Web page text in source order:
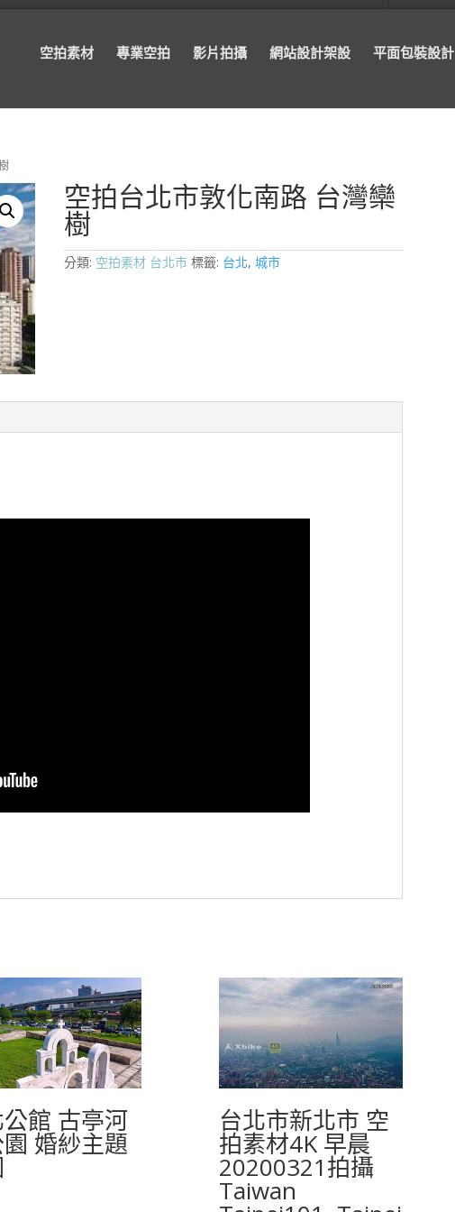
空拍素材 專業空拍 影片拍攝 網站設計架設 平面包裝設計
空拍台北市敦化南路 台灣欒
樹
分類: 空拍素材 台北市 標籤: 台北, 城市
館 古亭河
婚紗主題
台北市新北市 空
拍素材4K 早晨
20200321拍攝
Taiwan